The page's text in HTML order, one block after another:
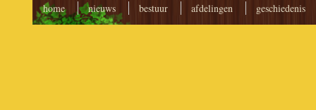
home nieuws bestuur afdelingen geschiedenis